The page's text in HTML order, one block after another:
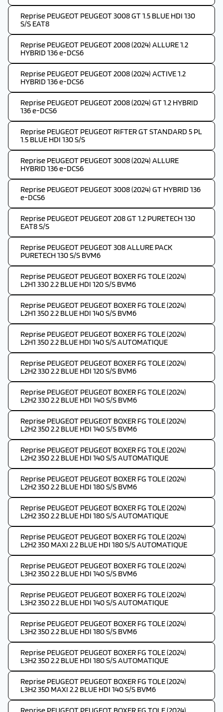
Reprise PEUGEOT PEUGEOT 3008 GT 1.5 BLUE HDI 130
S/S EAT8
Reprise PEUGEOT PEUGEOT 2008 (2024) ALLURE 1.2
HYBRID 136 e-DCS6
Reprise PEUGEOT PEUGEOT 2008 (2024) ACTIVE 1.2
HYBRID 136 e-DCS6
Reprise PEUGEOT PEUGEOT 2008 (2024) GT 1.2 HYBRID
136 e-DCS6
Reprise PEUGEOT PEUGEOT RIFTER GT STANDARD 5 PL
1.5 BLUE HDI 130 S/S
Reprise PEUGEOT PEUGEOT 3008 (2024) ALLURE
HYBRID 136 e-DCS6
Reprise PEUGEOT PEUGEOT 3008 (2024) GT HYBRID 136
e-DCS6
Reprise PEUGEOT PEUGEOT 208 GT 1.2 PURETECH 130
EAT8 S/S
Reprise PEUGEOT PEUGEOT 308 ALLURE PACK
PURETECH 130 S/S BVM6
Reprise PEUGEOT PEUGEOT BOXER FG TOLE (2024)
L2H1 330 2.2 BLUE HDI 120 S/S BVM6
Reprise PEUGEOT PEUGEOT BOXER FG TOLE (2024)
L2H1 350 2.2 BLUE HDI 140 S/S BVM6
Reprise PEUGEOT PEUGEOT BOXER FG TOLE (2024)
L2H1 350 2.2 BLUE HDI 140 S/S AUTOMATIQUE
Reprise PEUGEOT PEUGEOT BOXER FG TOLE (2024)
L2H2 330 2.2 BLUE HDI 120 S/S BVM6
Reprise PEUGEOT PEUGEOT BOXER FG TOLE (2024)
L2H2 330 2.2 BLUE HDI 140 S/S BVM6
Reprise PEUGEOT PEUGEOT BOXER FG TOLE (2024)
L2H2 350 2.2 BLUE HDI 140 S/S BVM6
Reprise PEUGEOT PEUGEOT BOXER FG TOLE (2024)
L2H2 350 2.2 BLUE HDI 140 S/S AUTOMATIQUE
Reprise PEUGEOT PEUGEOT BOXER FG TOLE (2024)
L2H2 350 2.2 BLUE HDI 180 S/S BVM6
Reprise PEUGEOT PEUGEOT BOXER FG TOLE (2024)
L2H2 350 2.2 BLUE HDI 180 S/S AUTOMATIQUE
Reprise PEUGEOT PEUGEOT BOXER FG TOLE (2024)
L2H2 350 MAXI 2.2 BLUE HDI 180 S/S AUTOMATIQUE
Reprise PEUGEOT PEUGEOT BOXER FG TOLE (2024)
L3H2 350 2.2 BLUE HDI 140 S/S BVM6
Reprise PEUGEOT PEUGEOT BOXER FG TOLE (2024)
L3H2 350 2.2 BLUE HDI 140 S/S AUTOMATIQUE
Reprise PEUGEOT PEUGEOT BOXER FG TOLE (2024)
L3H2 350 2.2 BLUE HDI 180 S/S BVM6
Reprise PEUGEOT PEUGEOT BOXER FG TOLE (2024)
L3H2 350 2.2 BLUE HDI 180 S/S AUTOMATIQUE
Reprise PEUGEOT PEUGEOT BOXER FG TOLE (2024)
L3H2 350 MAXI 2.2 BLUE HDI 140 S/S BVM6